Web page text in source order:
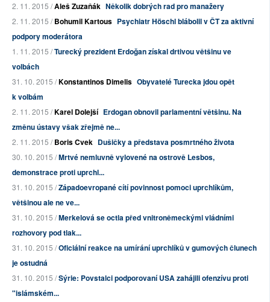
2. 11. 2015 /Aleš Zuzaňák Několik dobrých rad pro manažery
2. 11. 2015 /Bohumil Kartous Psychiatr Höschl blábolil v ČT za aktivní
podpory moderátora
1. 11. 2015 /Turecký prezident Erdoğan získal drtivou většinu ve
volbách
31. 10. 2015 /Konstantinos Dimelis Obyvatelé Turecka jdou opět
k volbám
2. 11. 2015 /Karel Dolejší Erdogan obnovil parlamentní většinu. Na
změnu ústavy však zřejmě ne...
2. 11. 2015 /Boris Cvek Dušičky a představa posmrtného života
30. 10. 2015 /Mrtvé nemluvně vylovené na ostrově Lesbos,
demonstrace proti uprchl...
31. 10. 2015 /Západoevropané cítí povinnost pomoci uprchlíkům,
většinou ale ne ve...
31. 10. 2015 /Merkelová se octla před vnitroněmeckými vládními
rozhovory pod tlak...
31. 10. 2015 /Oficiální reakce na umírání uprchlíků v gumových člunech
je ostudná
31. 10. 2015 /Sýrie: Povstalci podporovaní USA zahájili ofenzívu proti
"islámském...